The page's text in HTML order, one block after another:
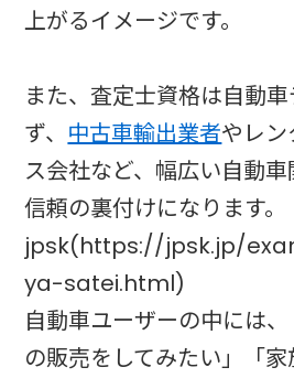
上がるイメージです。
また、査定士資格は自動
ず、 中古車輸出業者やレ
ス会社など、幅広い自動
信頼の裏付けになります。
jpsk(https://jpsk.jp/
ya-satei.html)
自動車ユーザーの中には
の販売をしてみたい」「